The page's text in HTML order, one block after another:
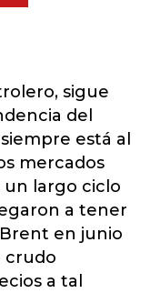
sigue
del
está al
mercados
un largo ciclo
a tener
Brent en junio
crudo
a tal